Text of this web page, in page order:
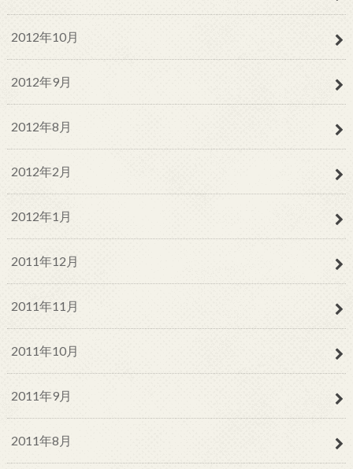
2012年10月
2012年9月
2012年8月
2012年2月
2012年1月
2011年12月
2011年11月
2011年10月
2011年9月
2011年8月